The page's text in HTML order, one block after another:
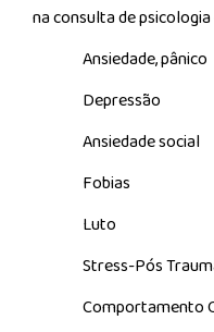
na consulta de
Ansiedade, pânico
Depressão
Ansiedade social
Fobias
Luto
Stress-Pós
Comportamento